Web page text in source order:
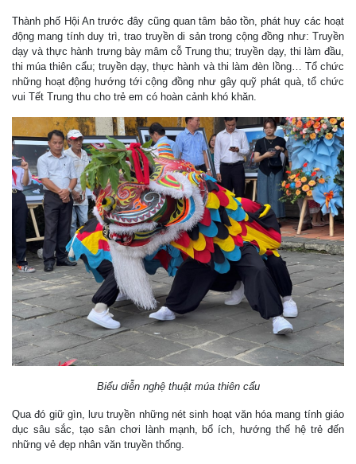
Thành phố Hội An trước đây cũng quan tâm bảo tồn, phát huy các hoạt
động mang tính duy trì, trao truyền di sản trong cộng đồng như: Truyền
dạy và thực hành trưng bày mâm cỗ Trung thu; truyền dạy, thi làm đầu,
thi múa thiên cẩu; truyền dạy, thực hành và thi làm đèn lồng… Tổ chức
những hoạt động hướng tới cộng đồng như gây quỹ phát quà, tổ chức
vui Tết Trung thu cho trẻ em có hoàn cảnh khó khăn.
Biểu diễn nghệ thuật múa thiên cẩu
Qua đó giữ gìn, lưu truyền những nét sinh hoạt văn hóa mang tính giáo
dục sâu sắc, tạo sân chơi lành mạnh, bổ ích, hướng thế hệ trẻ đến
những vẻ đẹp nhân văn truyền thống.